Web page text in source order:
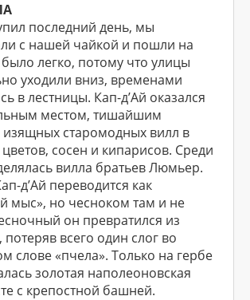
последний день, мы
с нашей чайкой и пошли на
легко, потому что улицы
уходили вниз, временами
в лестницы. Кап-д’Ай оказался
местом, тишайшим
старомодных вилл в
сосен и кипарисов. Среди
вилла братьев Люмьер.
д’Ай переводится как
мыс», но чесноком там и не
он превратился из
всего один слог во
слове «пчела». Только на гербе
золотая наполеоновская
с крепостной башней.